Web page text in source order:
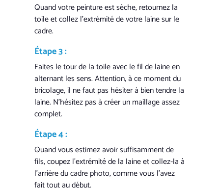
Quand votre peinture est sèche, retournez la
toile et collez l’extrémité de votre laine sur le
cadre.
Étape 3 :
Faites le tour de la toile avec le fil de laine en
alternant les sens. Attention, à ce moment du
bricolage, il ne faut pas hésiter à bien tendre la
laine. N’hésitez pas à créer un maillage assez
complet.
Étape 4 :
Quand vous estimez avoir suffisamment de
fils, coupez l’extrémité de la laine et collez-la à
l’arrière du cadre photo, comme vous l’avez
fait tout au début.